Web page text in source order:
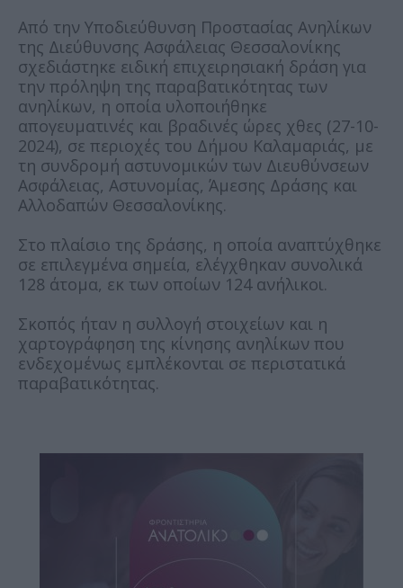
Από την Υποδιεύθυνση Προστασίας Ανηλίκων
της Διεύθυνσης Ασφάλειας Θεσσαλονίκης
σχεδιάστηκε ειδική επιχειρησιακή δράση για
την πρόληψη της παραβατικότητας των
ανηλίκων, η οποία υλοποιήθηκε
απογευματινές και βραδινές ώρες χθες (27-10-
2024), σε περιοχές του Δήμου Καλαμαριάς, με
τη συνδρομή αστυνομικών των Διευθύνσεων
Ασφάλειας, Αστυνομίας, Άμεσης Δράσης και
Αλλοδαπών Θεσσαλονίκης.
Στο πλαίσιο της δράσης, η οποία αναπτύχθηκε
σε επιλεγμένα σημεία, ελέγχθηκαν συνολικά
128 άτομα, εκ των οποίων 124 ανήλικοι.
Σκοπός ήταν η συλλογή στοιχείων και η
χαρτογράφηση της κίνησης ανηλίκων που
ενδεχομένως εμπλέκονται σε περιστατικά
παραβατικότητας.